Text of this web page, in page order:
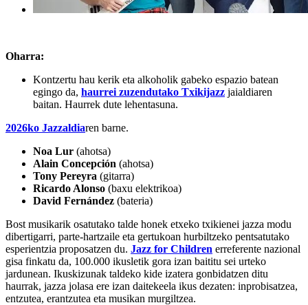
Oharra:
Kontzertu hau kerik eta alkoholik gabeko espazio batean
egingo da, haurrei zuzendutako Txikijazz jaialdiaren
baitan. Haurrek dute lehentasuna.
2026ko Jazzaldiaren barne.
Noa Lur (ahotsa)
Alain Concepción (ahotsa)
Tony Pereyra (gitarra)
Ricardo Alonso (baxu elektrikoa)
David Fernández (bateria)
Bost musikarik osatutako talde honek etxeko txikienei jazza modu
dibertigarri, parte-hartzaile eta gertukoan hurbiltzeko pentsatutako
esperientzia proposatzen du. Jazz for Children erreferente nazional
gisa finkatu da, 100.000 ikusletik gora izan baititu sei urteko
jardunean. Ikuskizunak taldeko kide izatera gonbidatzen ditu
haurrak, jazza jolasa ere izan daitekeela ikus dezaten: inprobisatzea,
entzutea, erantzutea eta musikan murgiltzea.